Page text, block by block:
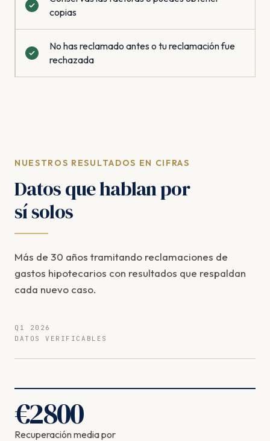
copias
No has reclamado antes o tu reclamación fue
rechazada
NUESTROS RESULTADOS EN CIFRAS
Datos que hablan por
sí solos
Más de 30 años tramitando reclamaciones de
gastos hipotecarios con resultados que respaldan
cada nuevo caso.
Q1 2026
DATOS VERIFICABLES
€2800
Recuperación media por